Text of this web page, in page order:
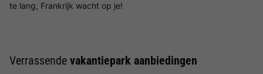
te lang, Frankrijk wacht op je!
Verrassende vakantiepark aanbiedingen